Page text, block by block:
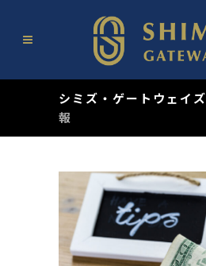
シミズ・ゲートウェイズ
報